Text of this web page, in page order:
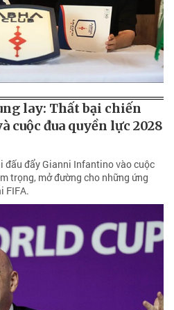
lay: Thất bại chiến
cuộc đua quyền lực 2028
đấu đẩy Gianni Infantino vào cuộc
trọng, mở đường cho những ứng
FIFA.